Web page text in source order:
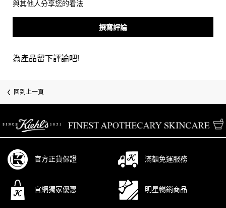
與其他人分享您的看法
撰寫評論
為產品留下評論吧!
回到上一頁
官方正貨保證 滿額免運服務
官網獨家優惠 明星暢銷商品